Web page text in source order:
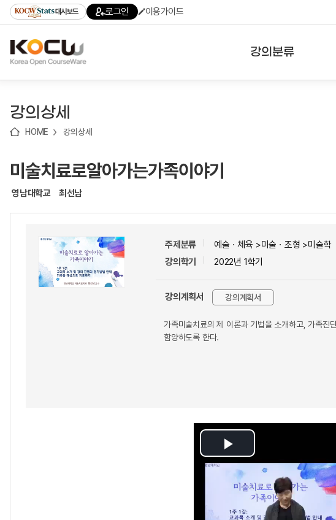
기
기
기
content)
가
대시보드 로그인 이용가이드
강의분류
강의상세
HOME 강의상세
미술치료로알아가는가족이야기
영남대학교 최선남
주제분류
예술ㆍ체육 >미술ㆍ조형 >미술학
강의학기
2022년 1학기
강의계획서 강의계획서
가족미술치료의 제 이론과 기법을 소개하고, 가족진
함양하도록 한다.
Play
Video